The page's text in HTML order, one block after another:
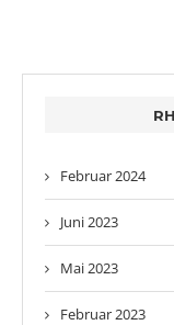
Februar 2024
Juni 2023
Mai 2023
Februar 2023